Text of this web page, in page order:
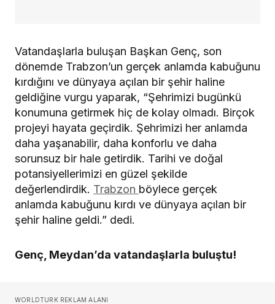
Vatandaşlarla buluşan Başkan Genç, son
dönemde Trabzon’un gerçek anlamda kabuğunu
kırdığını ve dünyaya açılan bir şehir haline
geldiğine vurgu yaparak, “Şehrimizi bugünkü
konumuna getirmek hiç de kolay olmadı. Birçok
projeyi hayata geçirdik. Şehrimizi her anlamda
daha yaşanabilir, daha konforlu ve daha
sorunsuz bir hale getirdik. Tarihi ve doğal
potansiyellerimizi en güzel şekilde
değerlendirdik. Trabzon böylece gerçek
anlamda kabuğunu kırdı ve dünyaya açılan bir
şehir haline geldi.” dedi.
Genç, Meydan’da vatandaşlarla buluştu!
WORLDTURK REKLAM ALANI